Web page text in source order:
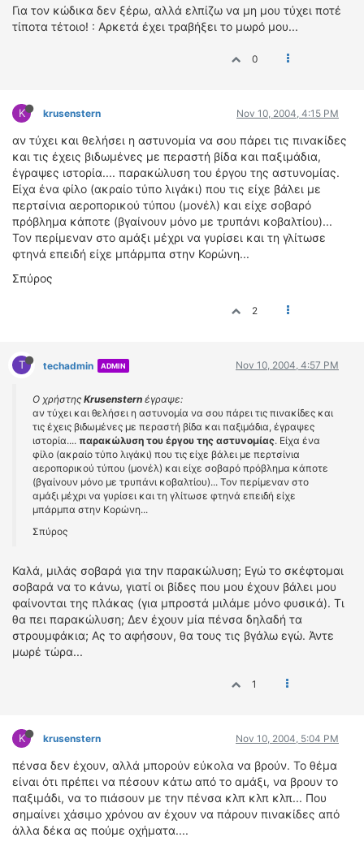
Για τον κώδικα δεν ξέρω, αλλά ελπίζω να μη μου τύχει ποτέ
τίποτα τέτοιο! : Αρκετά έχει τραβήξει το μωρό μου...
0
K krusenstern Nov 10, 2004, 4:15 PM
αν τύχει και θελήσει η αστυνομία να σου πάρει τις πινακίδες
και τις έχεις βιδωμένες με περαστή βίδα και παξιμάδια,
έγραψες ιστορία.... παρακώλυση του έργου της αστυνομίας.
Είχα ένα φίλο (ακραίο τύπο λιγάκι) που τις είχε βάλει με
περτσίνια αεροπορικού τύπου (μονέλ) και είχε σοβαρό
πρόβλημα κάποτε (βγαίνουν μόνο με τρυπάνι κοβαλτίου)...
Τον περίμεναν στο αμάξι μέχρι να γυρίσει και τη γλίτωσε
φτηνά επειδή είχε μπάρμπα στην Κορώνη...
Σπύρος
2
T techadmin ADMIN Nov 10, 2004, 4:57 PM
Ο χρήστης Krusenstern έγραψε:
αν τύχει και θελήσει η αστυνομία να σου πάρει τις πινακίδες και
τις έχεις βιδωμένες με περαστή βίδα και παξιμάδια, έγραψες
ιστορία.... παρακώλυση του έργου της αστυνομίας. Είχα ένα
φίλο (ακραίο τύπο λιγάκι) που τις είχε βάλει με περτσίνια
αεροπορικού τύπου (μονέλ) και είχε σοβαρό πρόβλημα κάποτε
(βγαίνουν μόνο με τρυπάνι κοβαλτίου)... Τον περίμεναν στο
αμάξι μέχρι να γυρίσει και τη γλίτωσε φτηνά επειδή είχε
μπάρμπα στην Κορώνη...
Σπύρος
Καλά, μιλάς σοβαρά για την παρακώλυση; Εγώ το σκέφτομαι
σοβαρά να το κάνω, γιατί οι βίδες που μου έχουν βάλει μου
φαίνονται της πλάκας (για μπροστά μιλάμε μόνο φυσικά). Τι
θα πει παρακώλυση; Δεν έχουν μία πένσα δηλαδή τα
στρουμφάκια; Ας το αφήσουν, θα τους τις βγάλω εγώ. Άντε
μωρέ τώρα...
1
K krusenstern Nov 10, 2004, 5:04 PM
πένσα δεν έχουν, αλλά μπορούν εύκολα να βρούν. Το θέμα
είναι ότι πρέπει να πέσουν κάτω από το αμάξι, να βρουν το
παξιμάδι, να το πιάσουν με την πένσα κλπ κλπ κλπ... Που
σημαίνει χάσιμο χρόνου αν έχουν να πάρουν πινακίδες από
άλλα δέκα ας πούμε οχήματα....